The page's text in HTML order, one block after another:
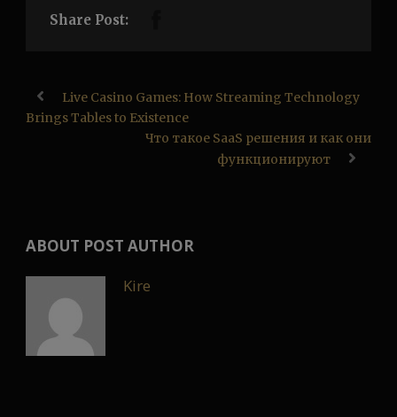
Share Post:
Live Casino Games: How Streaming Technology
Brings Tables to Existence
Что такое SaaS решения и как они
функционируют
ABOUT POST AUTHOR
Kire